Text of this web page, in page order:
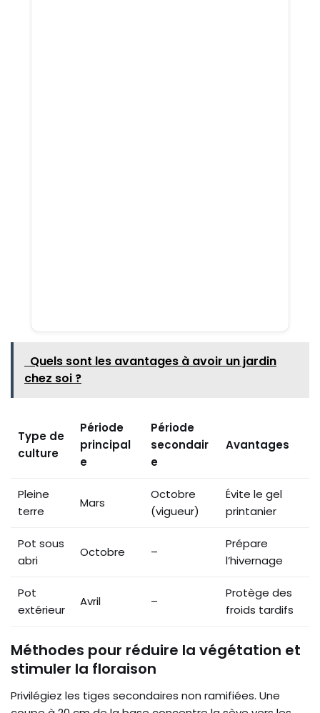
Quels sont les avantages à avoir un jardin
chez soi ?
Type de
culture
Période
principal
e
Période
secondair
e
Avantages
Pleine
terre
Mars
Octobre
(vigueur)
Évite le gel
printanier
Pot sous
abri
Octobre –
Prépare
l’hivernage
Pot
extérieur
Avril –
Protège des
froids tardifs
Méthodes pour réduire la végétation et
stimuler la floraison
Privilégiez les tiges secondaires non ramifiées. Une